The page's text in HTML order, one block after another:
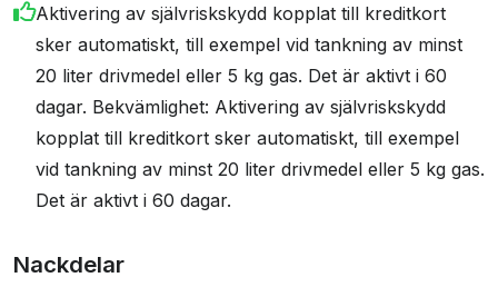
Aktivering av självriskskydd kopplat till kreditkort
sker automatiskt, till exempel vid tankning av minst
20 liter drivmedel eller 5 kg gas. Det är aktivt i 60
dagar. Bekvämlighet: Aktivering av självriskskydd
kopplat till kreditkort sker automatiskt, till exempel
vid tankning av minst 20 liter drivmedel eller 5 kg gas.
Det är aktivt i 60 dagar.
Nackdelar